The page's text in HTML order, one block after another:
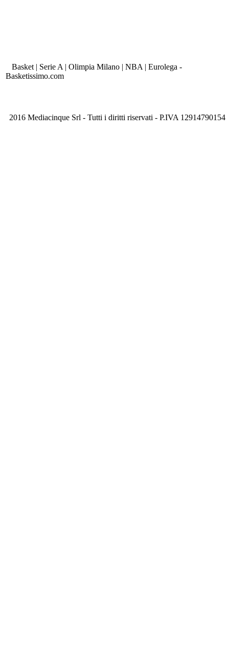
Basket | Serie A | Olimpia Milano | NBA | Eurolega -
Basketissimo.com
2016 Mediacinque Srl - Tutti i diritti riservati - P.IVA 12914790154